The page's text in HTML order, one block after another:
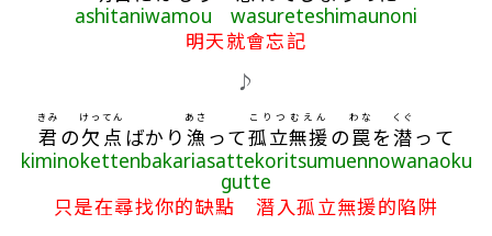
ashitaniwamou wasureteshimaunoni
明天就會忘記
♪
君
きみ
の欠点
けってん
ばかり 漁
あさ
って孤立
こりつ
無援
むえん
の罠
わな
を潜
くぐ
って
kiminokettenbakariasattekoritsumuennowanaoku
gutte
只是在尋找你的缺點 潛入孤立無援的陷阱